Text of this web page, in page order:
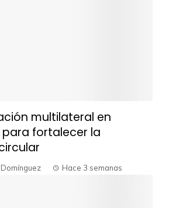
multilateral en
fortalecer la
Hace 3 semanas